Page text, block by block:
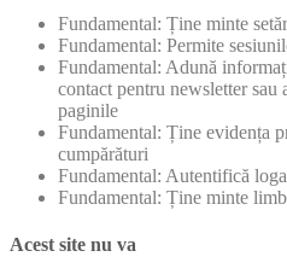
Fundamental: Ține minte
Fundamental: Permite
Fundamental: Adună
contact pentru newsletter sau
paginile
Fundamental: Ține evidența
cumpărături
Fundamental: Autentifică
Fundamental: Ține minte
Acest site nu va